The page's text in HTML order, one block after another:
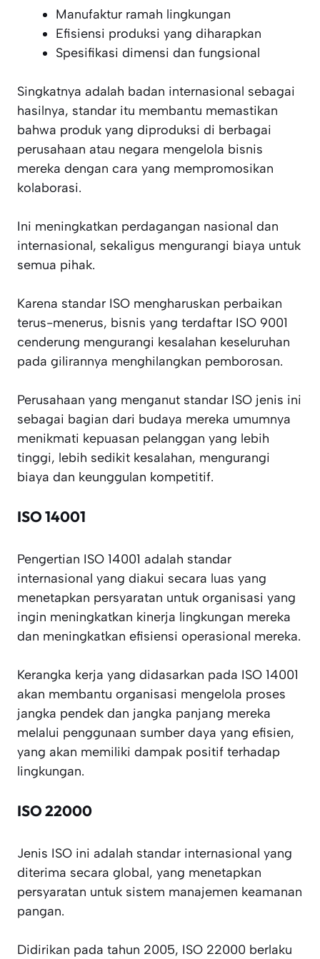
Manufaktur ramah lingkungan
Efisiensi produksi yang diharapkan
Spesifikasi dimensi dan fungsional
Singkatnya adalah badan internasional sebagai
hasilnya, standar itu membantu memastikan
bahwa produk yang diproduksi di berbagai
perusahaan atau negara mengelola bisnis
mereka dengan cara yang mempromosikan
kolaborasi.
Ini meningkatkan perdagangan nasional dan
internasional, sekaligus mengurangi biaya untuk
semua pihak.
Karena standar ISO mengharuskan perbaikan
terus-menerus, bisnis yang terdaftar ISO 9001
cenderung mengurangi kesalahan keseluruhan
pada gilirannya menghilangkan pemborosan.
Perusahaan yang menganut standar ISO jenis ini
sebagai bagian dari budaya mereka umumnya
menikmati kepuasan pelanggan yang lebih
tinggi, lebih sedikit kesalahan, mengurangi
biaya dan keunggulan kompetitif.
ISO 14001
Pengertian ISO 14001 adalah standar
internasional yang diakui secara luas yang
menetapkan persyaratan untuk organisasi yang
ingin meningkatkan kinerja lingkungan mereka
dan meningkatkan efisiensi operasional mereka.
Kerangka kerja yang didasarkan pada ISO 14001
akan membantu organisasi mengelola proses
jangka pendek dan jangka panjang mereka
melalui penggunaan sumber daya yang efisien,
yang akan memiliki dampak positif terhadap
lingkungan.
ISO 22000
Jenis ISO ini adalah standar internasional yang
diterima secara global, yang menetapkan
persyaratan untuk sistem manajemen keamanan
pangan.
Didirikan pada tahun 2005, ISO 22000 berlaku